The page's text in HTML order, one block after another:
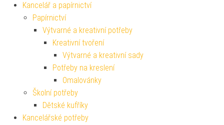
Kancelář a papírnictví
Papírnictví
Výtvarné a kreativní potřeby
Kreativní tvoření
Výtvarné a kreativní sady
Potřeby na kreslení
Omalovánky
Školní potřeby
Dětské kufříky
Kancelářské potřeby